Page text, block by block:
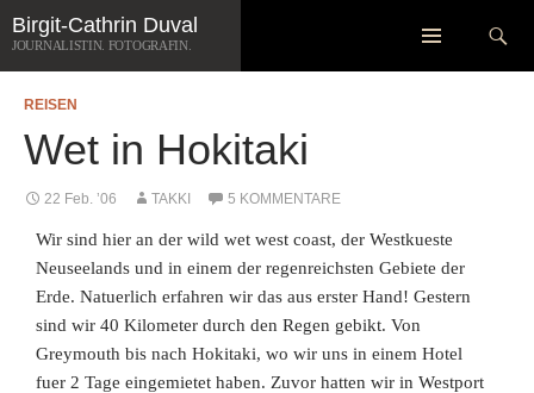
Zum
Inhalt
springen
Suchen
REISEN
Wet in Hokitaki
22 Feb. ’06 TAKKI 5 KOMMENTARE
Wir sind hier an der wild wet west coast, der Westkueste
Neuseelands und in einem der regenreichsten Gebiete der
Erde. Natuerlich erfahren wir das aus erster Hand! Gestern
sind wir 40 Kilometer durch den Regen gebikt. Von
Greymouth bis nach Hokitaki, wo wir uns in einem Hotel
fuer 2 Tage eingemietet haben. Zuvor hatten wir in Westport
Birgit-Cathrin Duval
JOURNALISTIN. FOTOGRAFIN.